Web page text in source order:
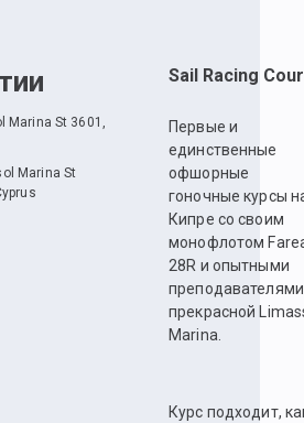
Marina St 3601,
Marina St
Sail Racing
Первые и
единственные
офшорные
гоночные курсы
Кипре со своим
монофлотом
28R и опытными
прекрасной
Marina.
Курс подходит,